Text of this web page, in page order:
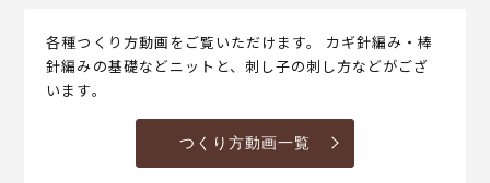
各種つくり方動画をご覧いただけます。 カギ針編み・棒
針編みの基礎などニットと、刺し子の刺し方などがござ
います。
つくり方動画一覧